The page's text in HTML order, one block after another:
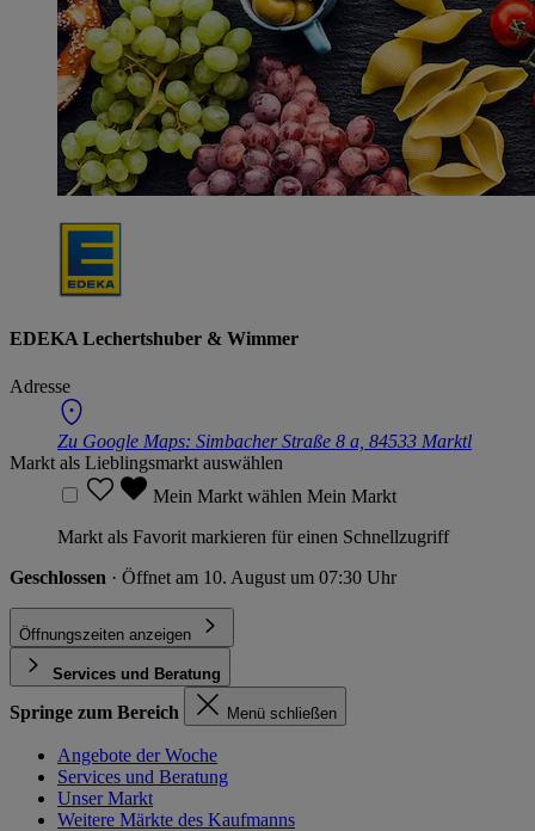
EDEKA Lechertshuber & Wimmer
Adresse
Zu Google Maps: Simbacher Straße 8 a, 84533 Marktl
Markt als Lieblingsmarkt auswählen
Mein Markt wählen Mein Markt
Markt als Favorit markieren für einen Schnellzugriff
Geschlossen · Öffnet am 10. August um 07:30 Uhr
Öffnungszeiten anzeigen
Services und Beratung
Springe zum Bereich Menü schließen
Angebote der Woche
Services und Beratung
Unser Markt
Weitere Märkte des Kaufmanns